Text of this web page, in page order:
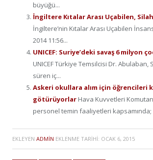
büyüğü...
İngiltere Kıtalar Arası Uçabilen,
İngiltere’nin Kıtalar Arası Uçabilen
2014 11:56...
UNICEF: Suriye’deki savaş 6 milyon
UNICEF Türkiye Temsilcisi Dr. Abulaban,
süren iç...
Askeri okullara alım için öğrencileri
götürüyorlar Hava Kuvvetleri
personel temin faaliyetleri kapsamında;
EKLEYEN ADMIN EKLENME TARIHI: OCAK 6, 2015